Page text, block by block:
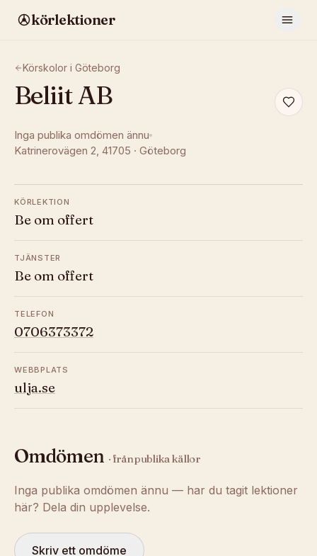
körlektioner
Körskolor i Göteborg
Beliit AB
Inga publika omdömen ännu
Katrinerovägen 2, 41705 · Göteborg
KÖRLEKTION
Be om offert
TJÄNSTER
Be om offert
TELEFON
0706373372
WEBBPLATS
ulja.se
Omdömen · från publika källor
Inga publika omdömen ännu — har du tagit lektioner
här? Dela din upplevelse.
Skriv ett omdöme